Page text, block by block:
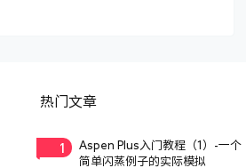
热门文章
1
Aspen Plus入门教程（1）-一个
简单闪蒸例子的实际模拟